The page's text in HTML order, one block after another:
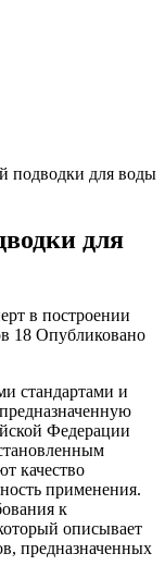
подводки для воды
для
в построении
18 Опубликовано
стандартами и
Федерации
качество
применения.
к
описывает
предназначенных